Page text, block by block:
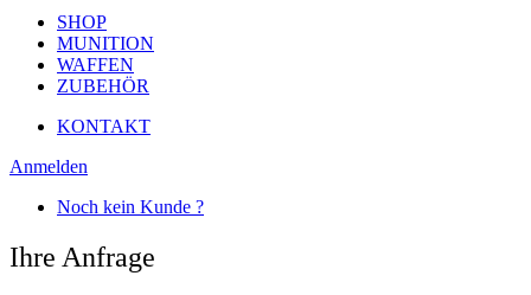
SHOP
MUNITION
WAFFEN
ZUBEHÖR
KONTAKT
Anmelden
Noch kein Kunde ?
Ihre Anfrage